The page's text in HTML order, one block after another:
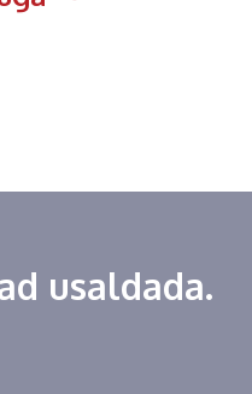
usaldada.